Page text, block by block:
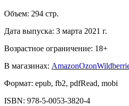
Объем: 294 стр.
Дата выпуска: 3 марта 2021 г.
Возрастное ограничение: 18+
В магазинах: AmazonOzon
Формат: epub, fb2, pdfRead, mobi
ISBN: 978-5-0053-3820-4